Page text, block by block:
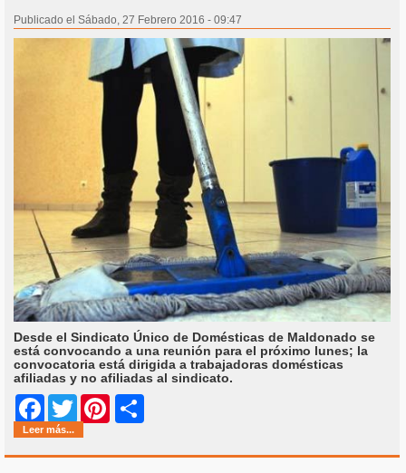
Publicado el Sábado, 27 Febrero 2016 - 09:47
Desde el Sindicato Único de Domésticas de Maldonado se
está convocando a una reunión para el próximo lunes; la
convocatoria está dirigida a trabajadoras domésticas
afiliadas y no afiliadas al sindicato.
Facebook
Twitter Pinterest
Leer más...